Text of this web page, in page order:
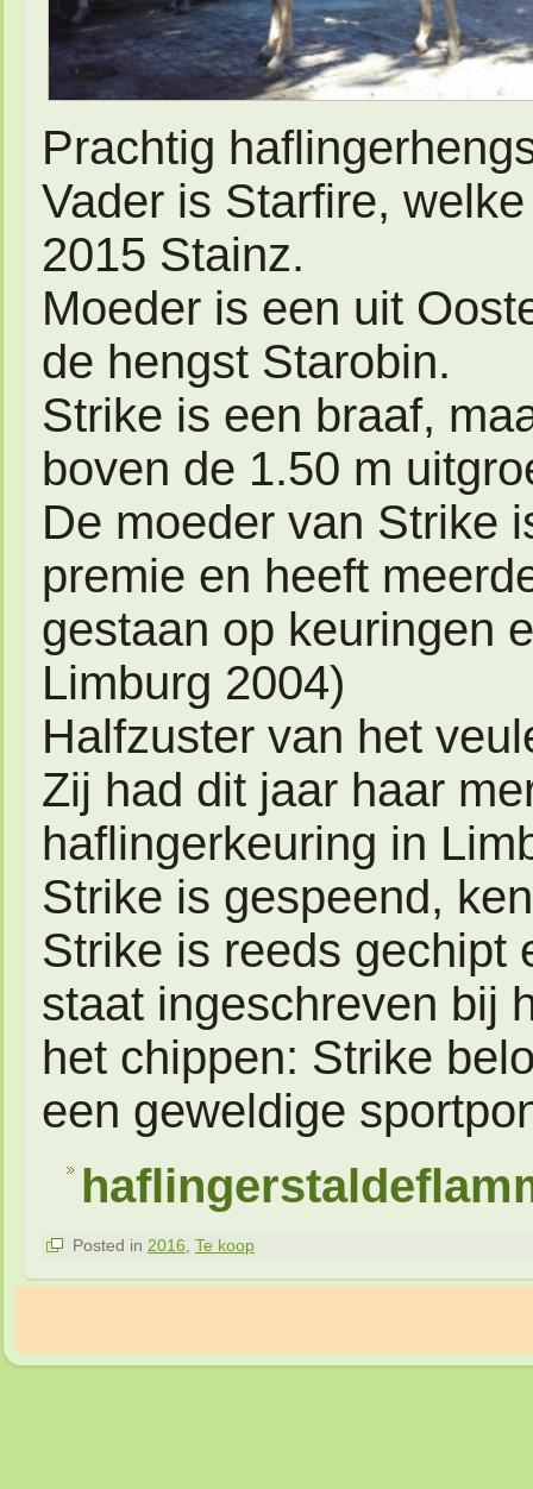
Prachtig
Vader is Starfire,
2015 Stainz.
Moeder is een uit
de hengst Starobin.
Strike is een braaf,
boven de 1.50 m
De moeder van Strike
premie en heeft
gestaan op keuringen
Limburg 2004)
Halfzuster van het
Zij had dit jaar haar
haflingerkeuring in
Strike is gespeend,
Strike is reeds gechipt
staat ingeschreven bij
het chippen: Strike
een geweldige
Posted in 2016, Te koop